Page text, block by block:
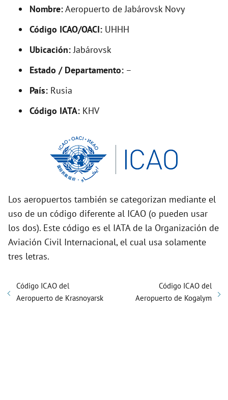
Nombre:Aeropuerto de Jabárovsk Novy
Código ICAO/OACI: UHHH
Ubicación:Jabárovsk
Estado / Departamento: –
País: Rusia
Código IATA: KHV
Los aeropuertos también se categorizan mediante el
uso de un código diferente al ICAO (o pueden usar
los dos). Este código es el IATA de la Organización de
Aviación Civil Internacional, el cual usa solamente
tres letras.
Código ICAO del
Aeropuerto de Krasnoyarsk
Código ICAO del
Aeropuerto de Kogalym